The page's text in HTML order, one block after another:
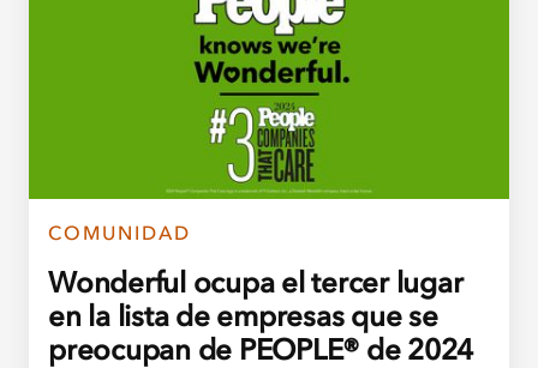
COMUNIDAD
Wonderful ocupa el tercer lugar
en la lista de empresas que se
preocupan de PEOPLE® de 2024